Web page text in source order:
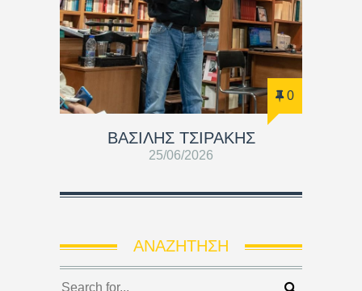
0
ΒΑΣΊΛΗΣ ΤΣΙΡΆΚΗΣ
25/06/2026
ΑΝΑΖΉΤΗΣΗ